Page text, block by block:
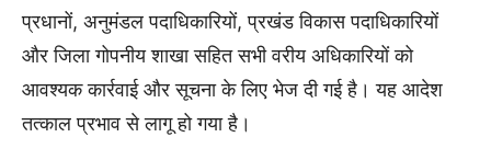
प्रधानों, अनुमंडल पदाधिकारियों, प्रखंड विकास पदाधिकारियों
और जिला गोपनीय शाखा सहित सभी वरीय अधिकारियों को
आवश्यक कार्रवाई और सूचना के लिए भेज दी गई है। यह आदेश
तत्काल प्रभाव से लागू हो गया है।